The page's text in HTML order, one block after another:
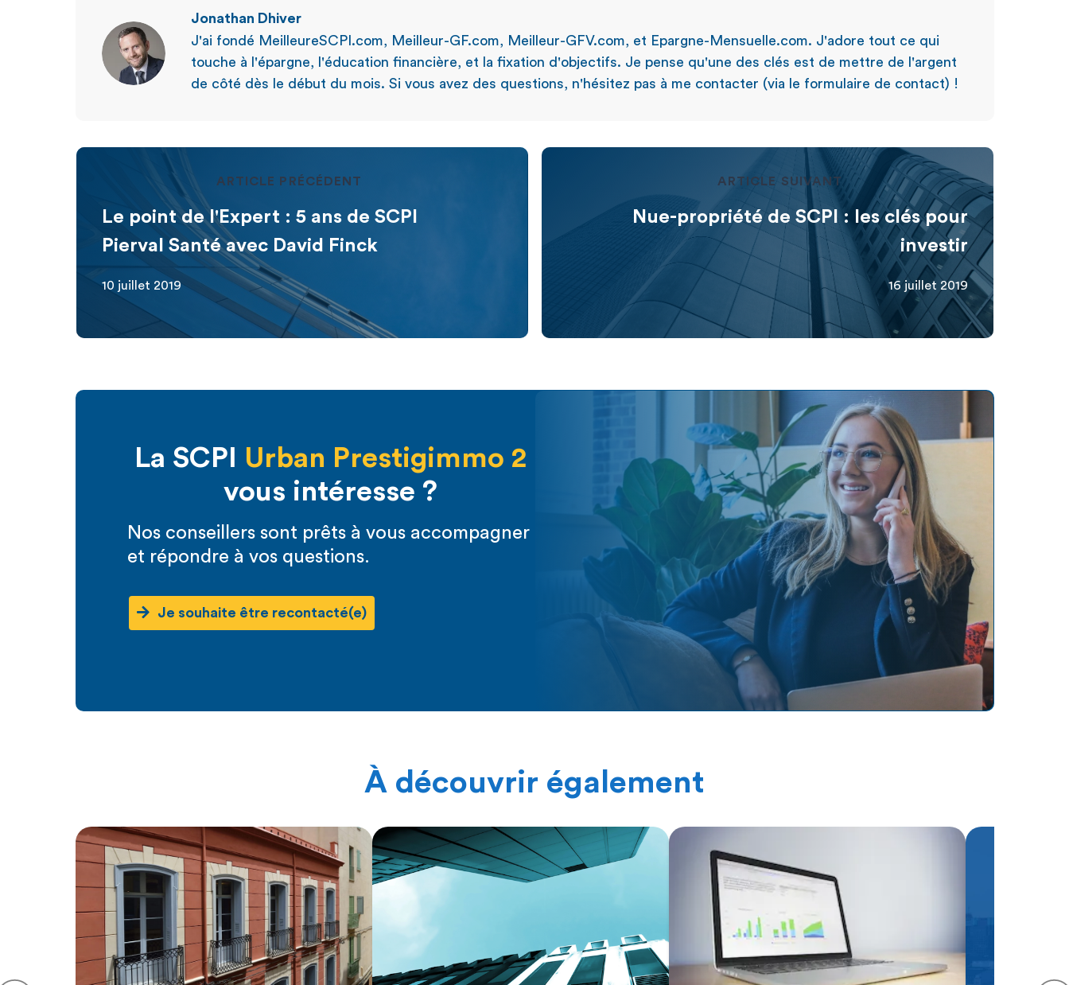
Jonathan Dhiver
J'ai fondé MeilleureSCPI.com, Meilleur-GF.com, Meilleur-GFV.com, et Epargne-Mensuelle.com. J'adore tout ce qui
touche à l'épargne, l'éducation financière, et la fixation d'objectifs. Je pense qu'une des clés est de mettre de l'argent
de côté dès le début du mois. Si vous avez des questions, n'hésitez pas à me contacter (via le formulaire de contact) !
ARTICLE PRÉCÉDENT
Le point de l'Expert : 5 ans de SCPI
Pierval Santé avec David Finck
10 juillet 2019
ARTICLE SUIVANT
Nue-propriété de SCPI : les clés pour
investir
16 juillet 2019
La SCPI Urban Prestigimmo 2
vous intéresse ?
Nos conseillers sont prêts à vous accompagner
et répondre à vos questions.
Je souhaite être recontacté(e)
À découvrir également